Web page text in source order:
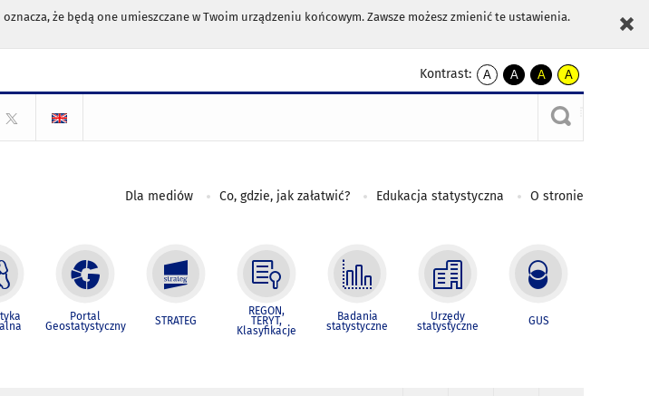
że będą one umieszczane w Twoim urządzeniu końcowym. Zawsze możesz zmienić te ustawienia.
Kontrast:
A
kontrast
A
kontrast
czarnym
A
kontrast
żółty
tekst
czarnym
A
kontrast
czarny
tekst
żółtym
Dla mediów Co, gdzie, jak załatwić? Edukacja statystyczna O stronie
Portal
Geostatystyczny STRATEG
REGON,
TERYT,
Klasyfikacje
Badania
statystyczne
Urzędy
statystyczne GUS